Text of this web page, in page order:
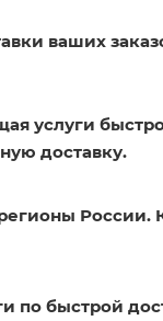
ваших
услуги
доставку.
по быстрой